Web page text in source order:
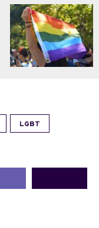
0
LGBT